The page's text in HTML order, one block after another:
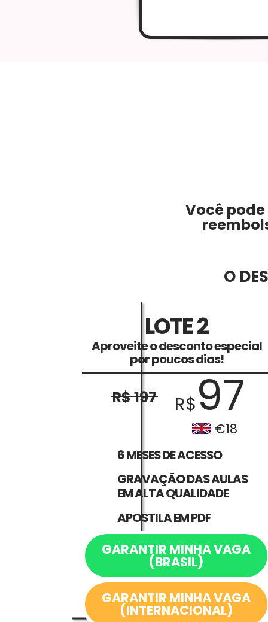
Você
O
LOTE 2
6 MESES DE ACESSO
Aproveite o desconto especial
por poucos dias!
GARANTIR MINHA VAGA
(BRASIL)
R$ 197 R$97
GRAVAÇÃO DAS AULAS
EM ALTA QUALIDADE
APOSTILA EM PDF
€18
GARANTIR MINHA VAGA
(INTERNACIONAL)